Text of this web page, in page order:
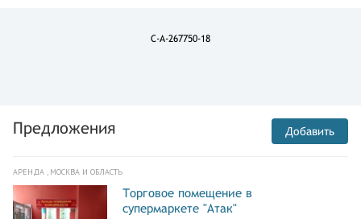
C-A-267750-18
Предложения Добавить
АРЕНДА , МОСКВА И ОБЛАСТЬ
Торговое помещение в
супермаркете "Атак"